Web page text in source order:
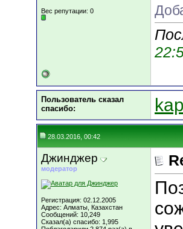
Вес репутации: 0
Пользователь сказал
cпасибо:
28.03.2016, 00:42
Джинджер
модератор
Регистрация: 02.12.2005
Адрес: Алматы, Казахстан
Сообщений: 10,249
Сказал(а) спасибо: 1,995